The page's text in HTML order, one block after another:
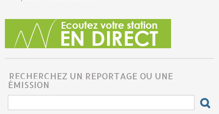
RECHERCHEZ UN REPORTAGE OU UNE
ÉMISSION